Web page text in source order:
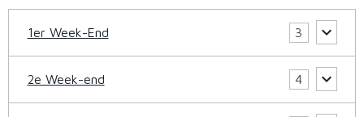
1er Week-End 3
2e Week-end 4